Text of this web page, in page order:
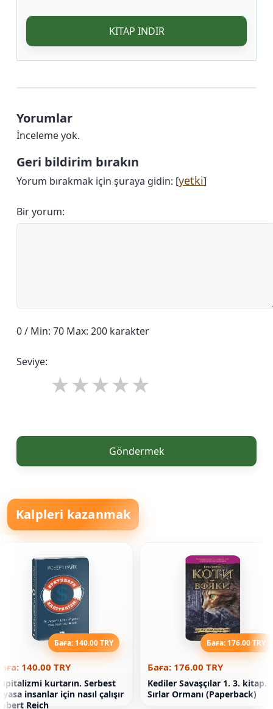
KITAP INDIR
Yorumlar
İnceleme yok.
Geri bildirim bırakın
Yorum bırakmak için şuraya gidin: [yetki]
Bir yorum:
0 / Min: 70 Max: 200 karakter
Seviye:
Göndermek
Kalpleri kazanmak
Баға: 140.00 TRY
140.00 TRY
kurtarın. Serbest
insanlar için nasıl çalışır
Reich
Баға: 176.00 TRY
Баға: 176.00 TRY
Kediler Savaşçılar 1. 3. kitap.
Sırlar Ormanı (Paperback)